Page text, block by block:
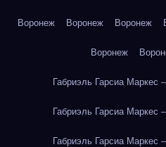
Воронеж Воронеж Воронеж
Воронеж
Габриэль Гарсиа Маркес
Габриэль Гарсиа Маркес
Габриэль Гарсиа Маркес